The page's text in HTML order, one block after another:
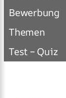
Bewerbung
Themen
Test – Quiz